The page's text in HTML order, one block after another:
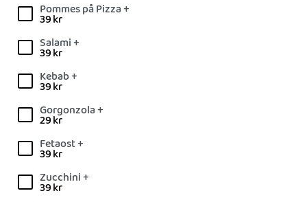
Pommes på Pizza +
39kr
Salami +
39kr
Kebab +
39kr
Gorgonzola +
29kr
Fetaost +
39kr
Zucchini +
39kr